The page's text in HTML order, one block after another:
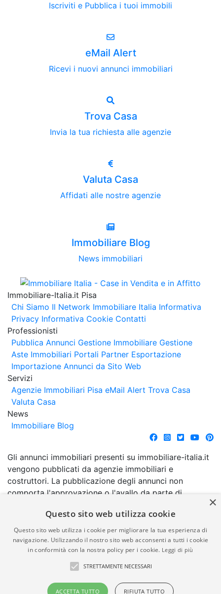
Iscriviti e Pubblica i tuoi immobili
eMail Alert
Ricevi i nuovi annunci immobiliari
Trova Casa
Invia la tua richiesta alle agenzie
Valuta Casa
Affidati alle nostre agenzie
Immobiliare Blog
News immobiliari
Immobiliare-Italia.it Pisa
Chi Siamo Il Network Immobiliare Italia Informativa
Privacy Informativa Cookie Contatti
Professionisti
Pubblica Annunci Gestione Immobiliare Gestione
Aste Immobiliari Portali Partner Esportazione
Importazione Annunci da Sito Web
Servizi
Agenzie Immobiliari Pisa eMail Alert Trova Casa
Valuta Casa
News
Immobiliare Blog
Gli annunci immobiliari presenti su immobiliare-italia.it
vengono pubblicati da agenzie immobiliari e
costruttori. La pubblicazione degli annunci non
comporta l'approvazione o l'avallo da parte di
garanzia da parte di quest'ultima. immobiliare-italia.it
quindi non è responsabile della veridicità, della
correttezza, della completezza, della normativa in
materia di privacy e/o di alcun altro aspetto dei
suddetti annunci.
© Copyright 2007 - 2026
Powered by
×
Questo sito web utilizza cookie
Questo sito web utilizza i cookie per migliorare la tua esperienza di
navigazione. Utilizzando il nostro sito web acconsenti a tutti i cookie
in conformità con la nostra policy per i cookie. Leggi di più
STRETTAMENTE NECESSARI
ACCETTA TUTTO RIFIUTA TUTTO